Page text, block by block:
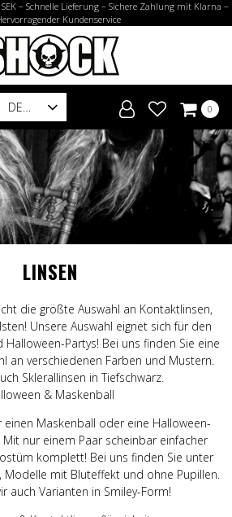
– Schnelle Lieferung – Sichere Zahlung mit Klarna –
Kundenservice
DE 0
LINSEN
die größte Auswahl an Kontaktlinsen,
Unsere Auswahl eignet sich für den
Halloween-Partys! Bei uns finden Sie eine
an verschiedenen Farben und Mustern.
Sklerallinsen in Tiefschwarz.
& Maskenball
Maskenball oder eine Halloween-
Mit nur einem Paar scheinbar einfacher
komplett! Bei uns finden Sie unter
Modelle mit Bluteffekt und ohne Pupillen.
auch Varianten in Smiley-Form!